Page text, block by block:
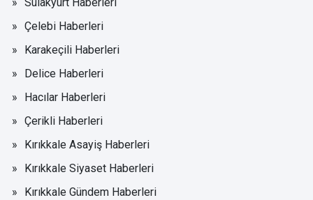
Çelebi Haberleri
Karakeçili Haberleri
Delice Haberleri
Hacılar Haberleri
Çerikli Haberleri
Kırıkkale Asayiş Haberleri
Kırıkkale Siyaset Haberleri
Kırıkkale Gündem Haberleri